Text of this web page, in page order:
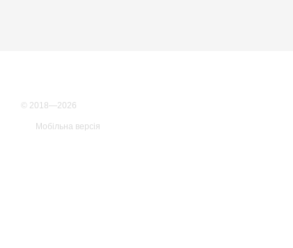
© 2018—2026
Мобільна версія